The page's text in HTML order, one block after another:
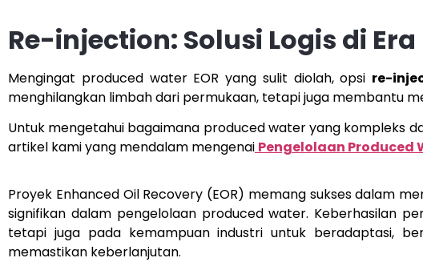
Re-injection: Solusi Logis di Era
Mengingat produced water EOR yang sulit diolah, opsi re-
menghilangkan limbah dari permukaan, tetapi juga membantu
Untuk mengetahui bagaimana produced water yang kompleks
artikel kami yang mendalam mengenai Pengelolaan Produced
Proyek Enhanced Oil Recovery (EOR) memang sukses dalam
signifikan dalam pengelolaan produced water. Keberhasilan
tetapi juga pada kemampuan industri untuk beradaptasi,
memastikan keberlanjutan.